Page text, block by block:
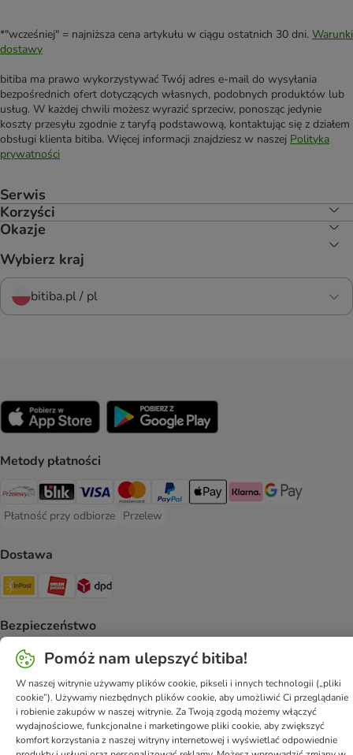
*"wcześniej" = najniższa cena artykułu w ciągu ostatnich 30 dni. Warunki
dostawy
bitiba ma prawo wykorzystywać Twój adres e-mail do wysyłania
bezpośrednich ofert dotyczących własnych, podobnych produktów lub
usług. W każdej chwili możesz wyrazić sprzeciw, ponosząc jedynie
koszty przesyłu zgodnie z taryfą podstawową, kontaktując się z działem
obsługi klienta bitiba. Więcej informacji znajdziesz w naszej Polityka
prywatności
Serwis
Korzyści
Okazje
Wybierz kraj
bitiba.pl / pl
Metody płatności
Przelewy24 Payment Method
Blik Payment Method
VISA Payment Method
MasterCard Payment Method
PayPal Payment Method
Apple Pay Payment Method
Klarna Payment Method
Google Pay
Płatność przy odbiorze
Płatność przy odbiorze Payment Method
Przelew
Przelew Payment Method
Dostawa
InPost Shipping Method
ORLEN Paczka. Shipping Method
Bezpieczeństwo
Security Security Security
Pomóż nam ulepszyć bitiba!
W naszej witrynie używamy plików cookie, pikseli i innych technologii („pliki
cookie”). Używamy niezbędnych plików cookie, aby umożliwić Ci przeglądanie
i robienie zakupów w naszej witrynie. Za Twoją zgodą możemy włączyć
wydajnościowe, funkcjonalne i marketingowe pliki cookie, aby zwiększyć
komfort korzystania z naszej witryny internetowej i wyświetlać odpowiednie